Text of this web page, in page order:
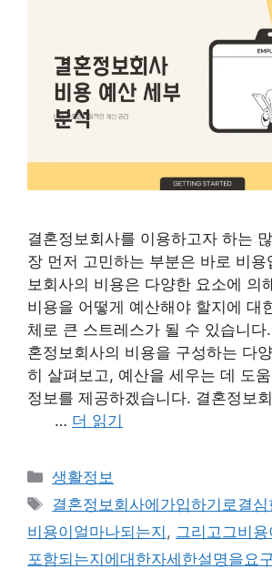
결혼정보회사를 이용하고자 하는
장 먼저 고민하는 부분은 바로 비용
보회사의 비용은 다양한 요소에 의
비용을 어떻게 예산해야 할지에 대
체로 큰 스트레스가 될 수 있습니다
혼정보회사의 비용을 구성하는 다
히 살펴보고, 예산을 세우는 데 도
정보를 제공하겠습니다. 결혼정보
… 더 읽기
카
테
리
생활정보
태
그
결혼정보회사에가입하기로결
비용이얼마나되는지 , 그리고그비
포함되는지에대한자세한설명을요